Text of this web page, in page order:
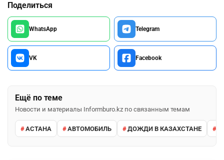
Поделиться
WhatsApp Telegram
VK Facebook
Ещё по теме
Новости и материалы Informburo.kz по связанным темам
АСТАНА АВТОМОБИЛЬ ДОЖДИ В КАЗАХСТАНЕ